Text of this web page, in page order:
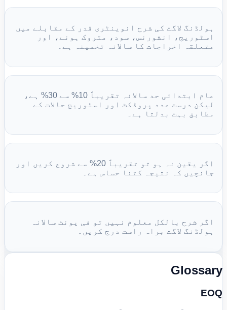
ہولڈنگ لاگت کی شرح انوینٹری قدر کے مقابلے میں
اسٹوریج، انشورنس، سود، متروک ہونے، اور
متعلقہ اخراجات کا سالانہ تخمینہ ہے۔
عام ابتدائی حد سالانہ تقریباً 10% سے 30% ہے،
لیکن درست عدد پروڈکٹ اور اسٹوریج حالات کے
مطابق بہت بدلتا ہے۔
اگر یقین نہ ہو تو تقریباً 20% سے شروع کریں اور
جانچیں کہ نتیجہ کتنا حساس ہے۔
اگر شرح بالکل معلوم نہیں تو فی یونٹ سالانہ
ہولڈنگ لاگت براہ راست درج کریں۔
Glossary
EOQ